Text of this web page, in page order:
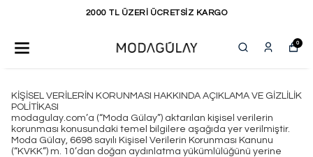
KAPIDA ÖDEME SEÇENEĞİ
0
KİŞİSEL VERİLERİN KORUNMASI HAKKINDA AÇIKLAMA VE GİZLİLİK
POLİTİKASI
modagulay.com’a (“Moda Gülay”) aktarılan kişisel verilerin
korunması konusundaki temel bilgilere aşağıda yer verilmiştir.
Moda Gülay, 6698 sayılı Kişisel Verilerin Korunması Kanunu
(“KVKK”) m. 10’dan doğan aydınlatma yükümlülüğünü yerine